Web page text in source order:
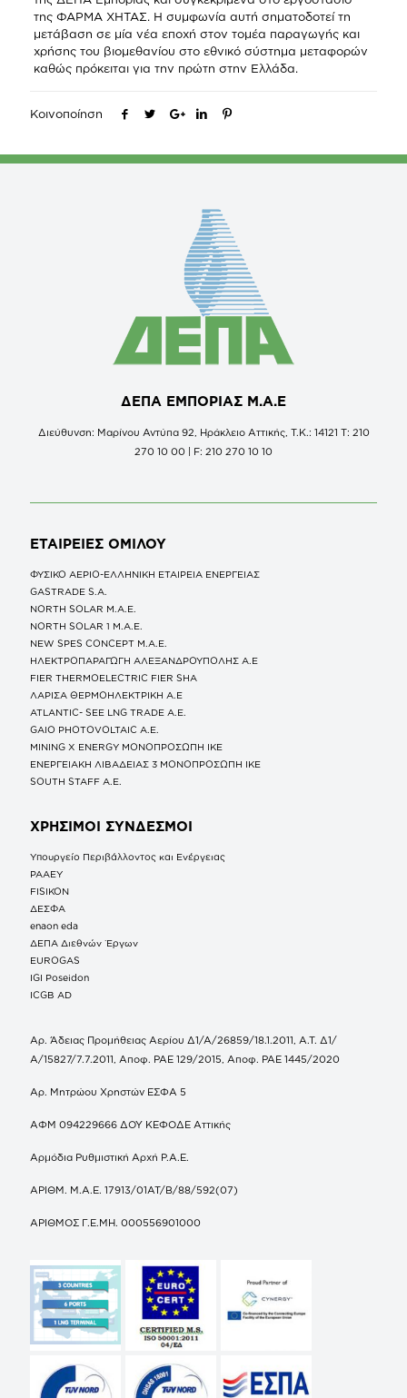
της ΦΑΡΜΑ ΧΗΤΑΣ. Η συμφωνία αυτή σηματοδοτεί τη
μετάβαση σε μία νέα εποχή στον τομέα παραγωγής και
χρήσης του βιομεθανίου στο εθνικό σύστημα μεταφορών
καθώς πρόκειται για την πρώτη στην Ελλάδα.
Κοινοποίηση
ΔΕΠΑ ΕΜΠΟΡΙΑΣ Μ.Α.Ε
Διεύθυνση: Μαρίνου Αντύπα 92, Ηράκλειο Αττικής, Τ.Κ.: 14121 Τ: 210
270 10 00 | F: 210 270 10 10
ΕΤΑΙΡΕΙΕΣ ΟΜΙΛΟΥ
ΦΥΣΙΚΟ ΑΕΡΙΟ-ΕΛΛΗΝΙΚΗ ΕΤΑΙΡΕΙΑ ΕΝΕΡΓΕΙΑΣ
GASTRADE S.A.
NORTH SOLAR M.Α.Ε.
NORTH SOLAR 1 M.Α.Ε.
NEW SPES CONCEPT Μ.Α.Ε.
ΗΛΕΚΤΡΟΠΑΡΑΓΩΓΗ ΑΛΕΞΑΝΔΡΟΥΠΟΛΗΣ A.E
FIER THERMOELECTRIC FIER SHA
ΛΑΡΙΣΑ ΘΕΡΜΟΗΛΕΚΤΡΙΚΗ A.E
ATLANTIC- SEE LNG TRADE A.E.
GAIO PHOTOVOLTAIC Α.Ε.
MINING X ENERGY ΜΟΝΟΠΡΟΣΩΠΗ ΙΚΕ
ΕΝΕΡΓΕΙΑΚΗ ΛΙΒΑΔΕΙΑΣ 3 ΜΟΝΟΠΡΟΣΩΠΗ ΙΚΕ
SOUTH STAFF Α.Ε.
ΧΡΗΣΙΜΟΙ ΣΥΝΔΕΣΜΟΙ
Υπουργείο Περιβάλλοντος και Ενέργειας
ΡΑΑΕΥ
FISIKON
ΔΕΣΦΑ
enaon eda
ΔΕΠΑ Διεθνών Έργων
EUROGAS
IGI Poseidon
ICGB AD
Αρ. Άδειας Προμήθειας Αερίου Δ1/Α/26859/18.1.2011, Α.Τ. Δ1/
Α/15827/7.7.2011, Αποφ. ΡΑΕ 129/2015, Αποφ. ΡΑΕ 1445/2020
Αρ. Μητρώου Χρηστών ΕΣΦΑ 5
ΑΦΜ 094229666 ΔΟΥ ΚΕΦΟΔΕ Αττικής
Αρμόδια Ρυθμιστική Αρχή Ρ.Α.Ε.
ΑΡΙΘΜ. Μ.Α.Ε. 17913/01ΑΤ/Β/88/592(07)
ΑΡΙΘΜΟΣ Γ.Ε.ΜΗ. 000556901000